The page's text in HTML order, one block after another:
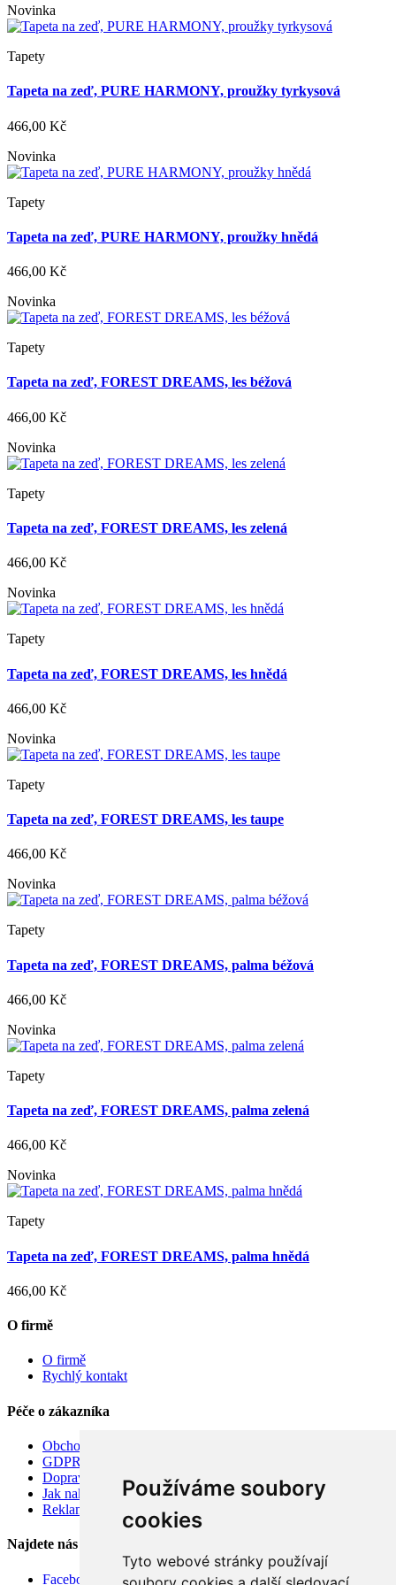
Používáme soubory
cookies
Tyto webové stránky používají
Novinka
Tapety
Tapeta na zeď, PURE HARMONY, proužky tyrkysová
466,00 Kč
Novinka
Tapety
Tapeta na zeď, PURE HARMONY, proužky hnědá
466,00 Kč
Novinka
Tapety
Tapeta na zeď, FOREST DREAMS, les béžová
466,00 Kč
Novinka
Tapety
Tapeta na zeď, FOREST DREAMS, les zelená
466,00 Kč
Novinka
Tapety
Tapeta na zeď, FOREST DREAMS, les hnědá
466,00 Kč
Novinka
Tapety
Tapeta na zeď, FOREST DREAMS, les taupe
466,00 Kč
Novinka
Tapety
Tapeta na zeď, FOREST DREAMS, palma béžová
466,00 Kč
Novinka
Tapety
Tapeta na zeď, FOREST DREAMS, palma zelená
466,00 Kč
Novinka
Tapety
Tapeta na zeď, FOREST DREAMS, palma hnědá
466,00 Kč
O firmě
O firmě
Rychlý kontakt
Péče o zákazníka
Obchodní podmínky
GDPR
Doprava
Jak nakupovat
Reklamace
Najdete nás
Facebook